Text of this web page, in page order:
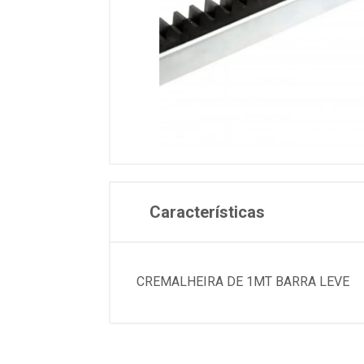
Características
CREMALHEIRA DE 1MT BARRA LEVE